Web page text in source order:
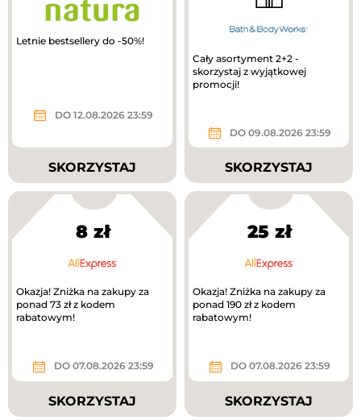
Letnie bestsellery do -50%!
DO 12.08.2026 23:59
SKORZYSTAJ
Cały asortyment 2+2 -
skorzystaj z wyjątkowej
promocji!
DO 09.08.2026 23:59
SKORZYSTAJ
8 zł
Okazja! Zniżka na zakupy za
ponad 73 zł z kodem
rabatowym!
DO 07.08.2026 23:59
SKORZYSTAJ
25 zł
Okazja! Zniżka na zakupy za
ponad 190 zł z kodem
rabatowym!
DO 07.08.2026 23:59
SKORZYSTAJ